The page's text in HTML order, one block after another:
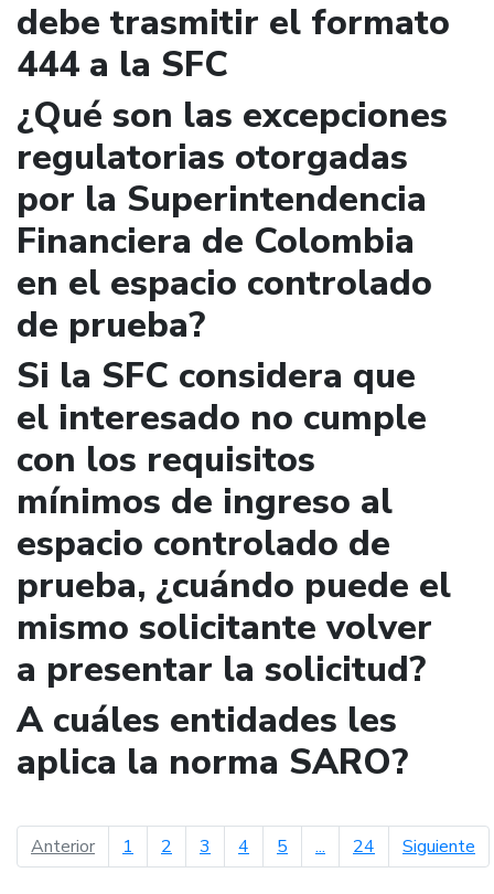
debe trasmitir el formato
444 a la SFC
¿Qué son las excepciones
regulatorias otorgadas
por la Superintendencia
Financiera de Colombia
en el espacio controlado
de prueba?
Si la SFC considera que
el interesado no cumple
con los requisitos
mínimos de ingreso al
espacio controlado de
prueba, ¿cuándo puede el
mismo solicitante volver
a presentar la solicitud?
A cuáles entidades les
aplica la norma SARO?
Anteriorpágina anterior
1 2 3 4 5 ... 24 Siguiente